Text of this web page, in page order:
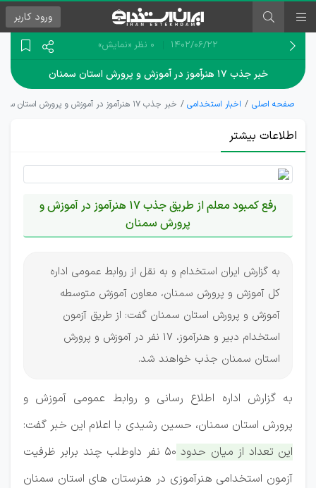
ورود کاربر
۱۴۰۲/۰۶/۲۲ 0 نظر «نمایش»
خبر جذب ۱۷ هنرآموز در آموزش و پرورش استان سمنان
صفحه اصلی اخبار استخدامی خبر جذب ۱۷ هنرآموز در آموزش و پرورش استان سمنان
اطلاعات بیشتر
رفع کمبود معلم از طریق جذب 17 هنرآموز در آموزش و
پرورش سمنان
به گزارش ایران استخدام و به نقل از روابط عمومی اداره
کل آموزش و پرورش سمنان، معاون آموزش متوسطه
آموزش و پرورش استان سمنان گفت: از طریق آزمون
استخدام دبیر و هنرآموز، 17 نفر در آموزش و پرورش
استان سمنان جذب خواهند شد.
به گزارش اداره اطلاع رسانی و روابط عمومی آموزش و
پرورش استان سمنان، حسین رشیدی با اعلام این خبر گفت:
این تعداد از میان حدود 50 نفر داوطلب چند برابر ظرفیت
آزمون استخدامی هنرآموزی در هنرستان های استان سمنان